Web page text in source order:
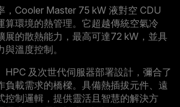
，Cooler Master 75 kW 液對空 CDU
算環境的熱管理。它超越傳統空氣冷
展的散熱能力，最高可達72 kW，並具
溫度控制。
HPC 及次世代伺服器部署設計，彌合了
負載需求的橋樑。具備熱插拔元件、遠
控制邏輯，提供靈活且智慧的解決方